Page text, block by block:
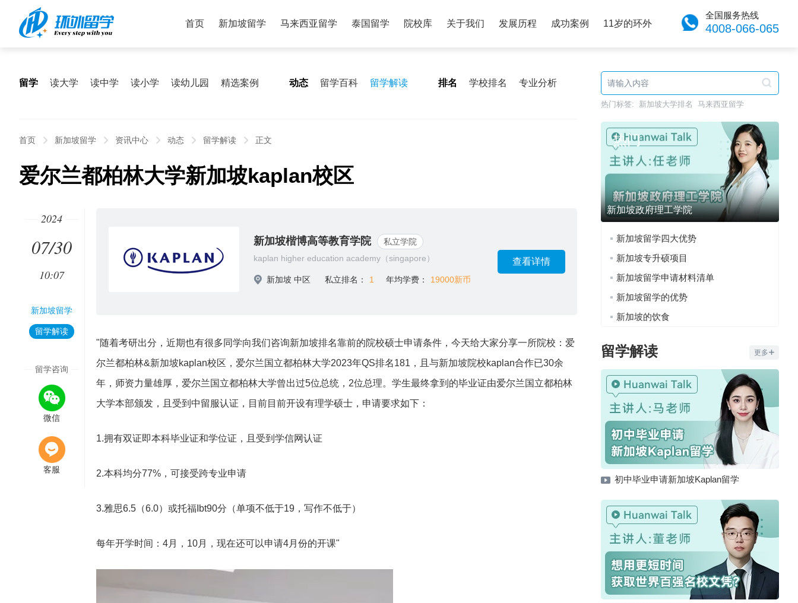
首页 新加坡留学 马来西亚留学 泰国留学 院校库 关于我们 发展历程 成功案例 11岁的环外
全国服务热线
4008-066-065
留学 读大学 读中学 读小学 读幼儿园 精选案例 动态 留学百科 留学解读 排名 学校排名 专业分析
首页 新加坡留学 资讯中心 动态 留学解读 正文
爱尔兰都柏林大学新加坡kaplan校区
新加坡楷博高等教育学院
私立学院
kaplan higher education academy（singapore）
新加坡 中区 私立排名： 1 年均学费： 19000新币
查看详情
"随着考研出分，近期也有很多同学向我们咨询新加坡排名靠前的院校硕士申请条件，今天给大家分享一所院校：爱
尔兰都柏林&新加坡kaplan校区，爱尔兰国立都柏林大学2023年QS排名181，且与新加坡院校kaplan合作已30余
年，师资力量雄厚，爱尔兰国立都柏林大学曾出过5位总统，2位总理。学生最终拿到的毕业证由爱尔兰国立都柏林
大学本部颁发，且受到中留服认证，目前目前开设有理学硕士，申请要求如下：
1.拥有双证即本科毕业证和学位证，且受到学信网认证
2.本科均分77%，可接受跨专业申请
3.雅思6.5（6.0）或托福Ibt90分（单项不低于19，写作不低于）
每年开学时间：4月，10月，现在还可以申请4月份的开课"
2024
07/30
10:07
新加坡留学
留学解读
留学咨询
微信
客服
热门标签: 新加坡大学排名 马来西亚留学
热门
新加坡政府理工学院
新加坡留学四大优势
新加坡专升硕项目
新加坡留学申请材料清单
新加坡留学的优势
新加坡的饮食
留学解读 更多
初中毕业申请新加坡Kaplan留学